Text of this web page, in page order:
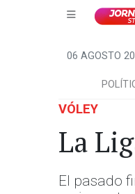
06 AGOSTO
VÓLEY
La
El pasado